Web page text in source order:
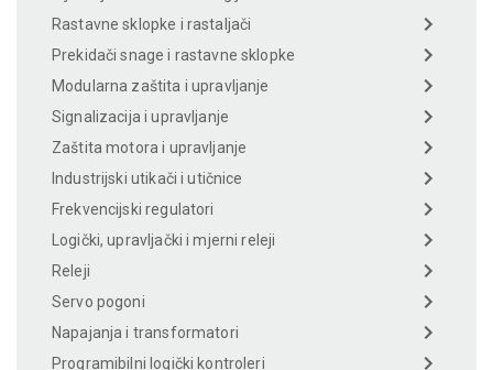
Rastavne sklopke i rastaljači
Prekidači snage i rastavne sklopke
Modularna zaštita i upravljanje
Signalizacija i upravljanje
Zaštita motora i upravljanje
Industrijski utikači i utičnice
Frekvencijski regulatori
Logički, upravljački i mjerni releji
Releji
Servo pogoni
Napajanja i transformatori
Programibilni logički kontroleri